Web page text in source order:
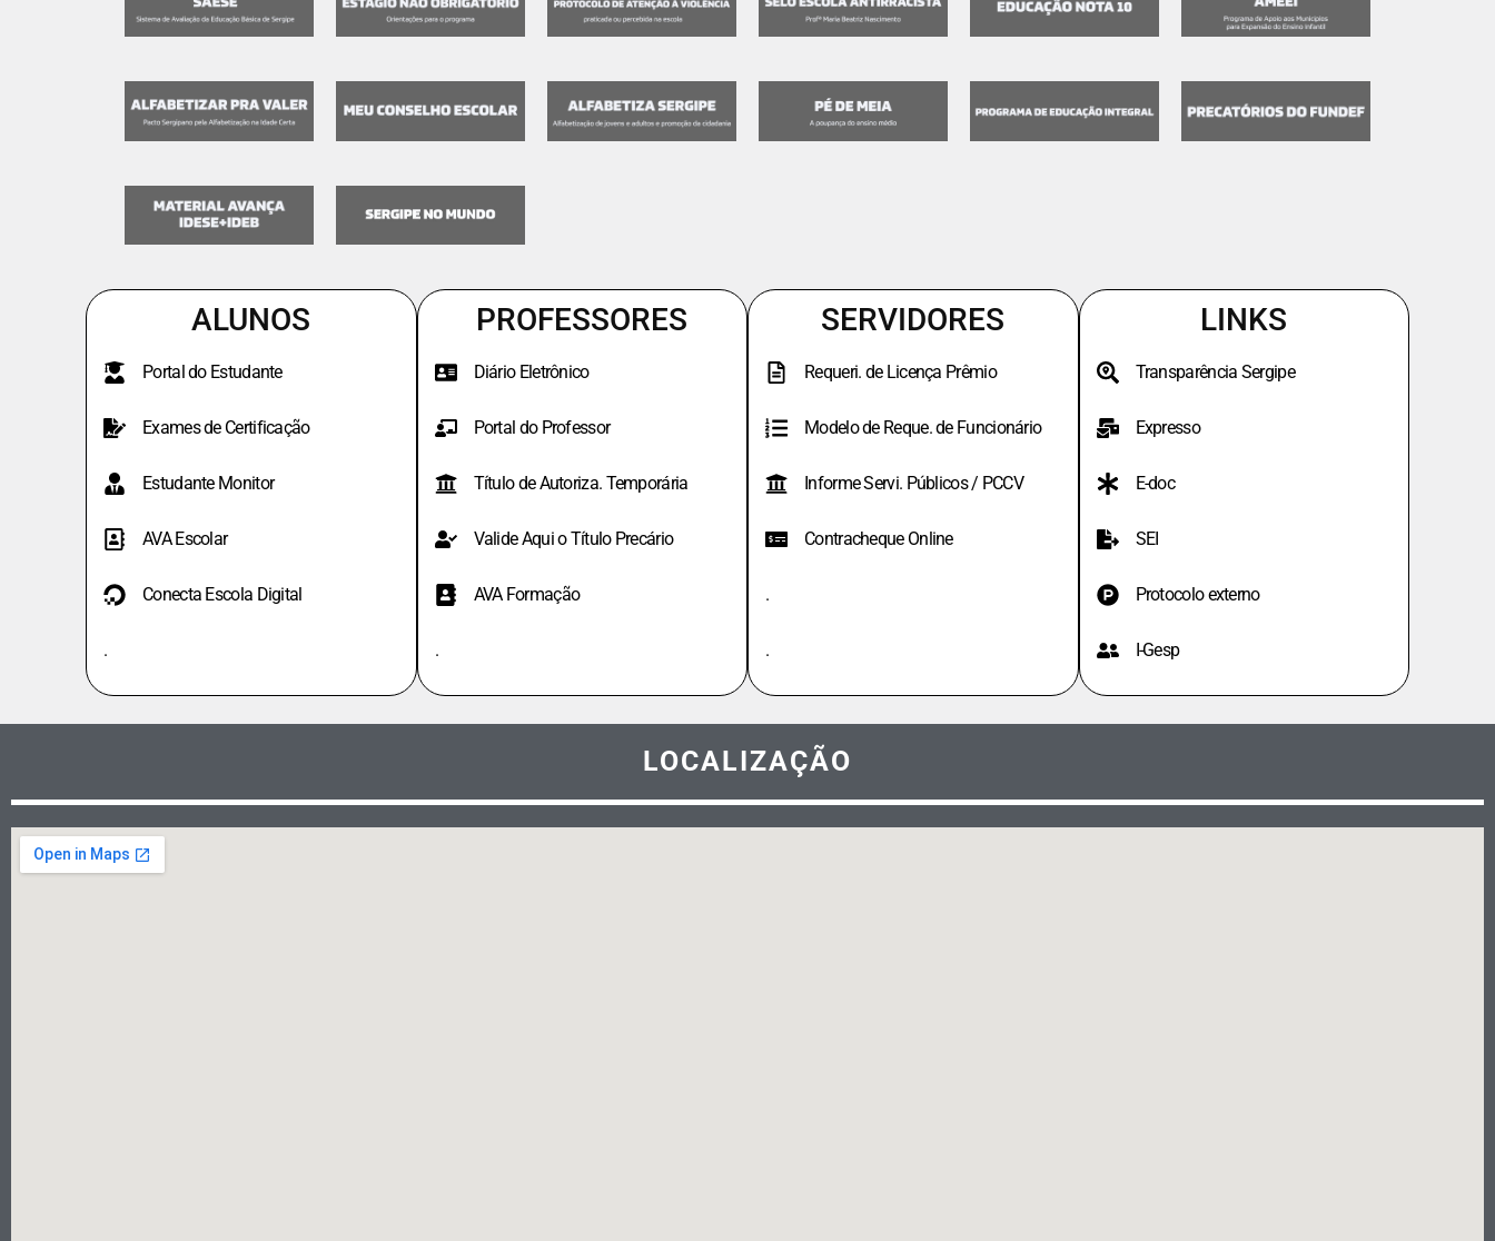
ALUNOS
Portal do Estudante
Exames de Certificação
Estudante Monitor
AVA Escolar
Conecta Escola Digital
.
PROFESSORES
Diário Eletrônico
Portal do Professor
Título de Autoriza. Temporária
Valide Aqui o Título Precário
AVA Formação
.
SERVIDORES
Requeri. de Licença Prêmio
Modelo de Reque. de Funcionário
Informe Servi. Públicos / PCCV
Contracheque Online
.
.
LINKS
Transparência Sergipe
Expresso
E-doc
SEI
Protocolo externo
I-Gesp
LOCALIZAÇÃO